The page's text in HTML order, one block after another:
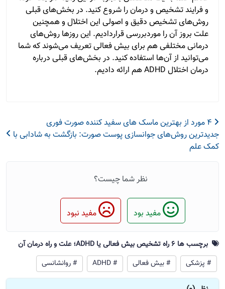
و فرایند تشخیص و درمان را شروع کنید. در بخش‌های قبلی
روش‌های تشخیص دقیق و اصولی این اختلال و همچنین
علت بروز آن را موردبررسی قراردادیم. این روزها روش‌های
درمانی مختلفی هم برای بیش فعالی تعریف می‌شوند که شما
می‌توانید از آن‌ها استفاده کنید. در بخش‌های قبلی درباره
درمان اختلال ADHD هم ارائه دادیم.
جدیدترین روش‌‌های جوانسازی پوست صورت: بازگشت به شادابی با
کمک علم
نظر شما چیست؟
مفید بود مفید نبود
برچسب ها 6 راه تشخیص بیش فعالی یا ADHD؛ علت و راه درمان آن
# پزشکی
# بیش فعالی # ADHD # روانشانسی